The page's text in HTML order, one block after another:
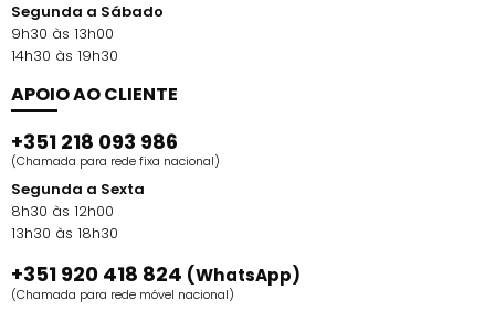
Segunda a Sábado
9h30 às 13h00
14h30 às 19h30
APOIO AO CLIENTE
+351 218 093 986
(Chamada para rede fixa nacional)
Segunda a Sexta
8h30 às 12h00
13h30 às 18h30
+351 920 418 824 (WhatsApp)
(Chamada para rede móvel nacional)